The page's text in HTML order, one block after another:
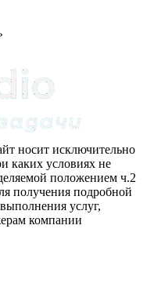
носит исключительно
каких условиях не
положением ч.2
получения подробной
услуг,
компании